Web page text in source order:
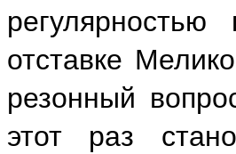
отставке
резонный
этот раз